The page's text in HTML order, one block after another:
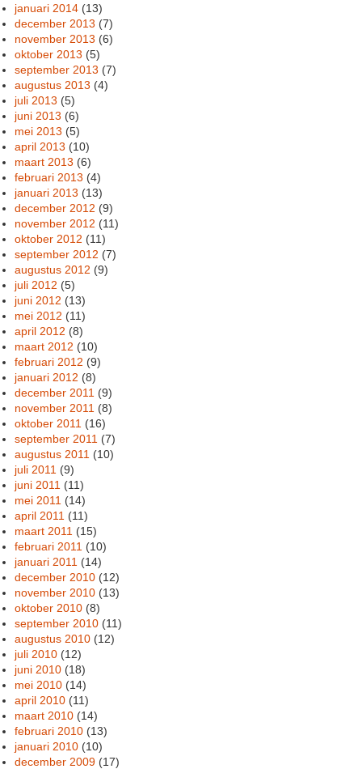
januari 2014 (13)
december 2013 (7)
november 2013 (6)
oktober 2013 (5)
september 2013 (7)
augustus 2013 (4)
juli 2013 (5)
juni 2013 (6)
mei 2013 (5)
april 2013 (10)
maart 2013 (6)
februari 2013 (4)
januari 2013 (13)
december 2012 (9)
november 2012 (11)
oktober 2012 (11)
september 2012 (7)
augustus 2012 (9)
juli 2012 (5)
juni 2012 (13)
mei 2012 (11)
april 2012 (8)
maart 2012 (10)
februari 2012 (9)
januari 2012 (8)
december 2011 (9)
november 2011 (8)
oktober 2011 (16)
september 2011 (7)
augustus 2011 (10)
juli 2011 (9)
juni 2011 (11)
mei 2011 (14)
april 2011 (11)
maart 2011 (15)
februari 2011 (10)
januari 2011 (14)
december 2010 (12)
november 2010 (13)
oktober 2010 (8)
september 2010 (11)
augustus 2010 (12)
juli 2010 (12)
juni 2010 (18)
mei 2010 (14)
april 2010 (11)
maart 2010 (14)
februari 2010 (13)
januari 2010 (10)
december 2009 (17)